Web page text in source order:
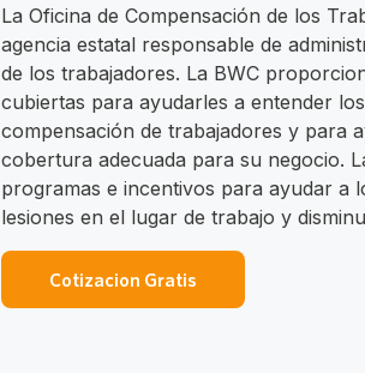
La Oficina de Compensación de los
agencia estatal responsable de
de los trabajadores. La BWC
cubiertas para ayudarles a entender
compensación de trabajadores y para
cobertura adecuada para su negocio.
programas e incentivos para ayudar a
lesiones en el lugar de trabajo y
Cotizacion Gratis